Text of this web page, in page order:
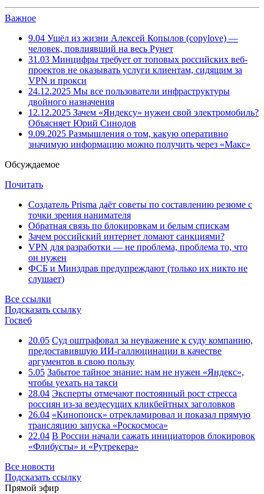
Важное
9.04 Ушёл из жизни Алексей Копылов (copylove) —
человек, повлиявший на весь Рунет
31.03 Минцифры требует от топовых российских веб-
проектов не оказывать услуги клиентам, сидящим за
VPN и прокси
24.12.2025 Мы все пользователи инфраструктуры
двойного назначения
12.12.2025 Зачем «Яндексу» нужен свой электромобиль?
Объясняет Юрий Синодов
9.09.2025 Размышления о том, какую оперативно
значимую информацию можно получить через «Макс»
Обсуждаемое
Почитать
Создатель Prisma даёт советы по составлению резюме с
точки зрения нанимателя
Обратная связь по блокировкам и белым спискам
Зачем российский интернет ломают санкциями?
VPN для разработки — не проблема, проблема то, что
он нужен
ФСБ и Минздрав предупреждают (только их никто не
слушает)
Все ссылки
Подсказать ссылку
Госвеб
20.05 Суд оштрафовал за неуважение к суду компанию,
предоставившую ИИ-галлюцинации в качестве
аргументов в свою пользу
5.05 Забытое тайное знание: нам не нужен «Яндекс»,
чтобы уехать на такси
28.04 Эксперты отмечают постоянный рост стресса
россиян из-за вездесущих кликбейтных заголовков
26.04 «Кинопоиск» отрекламировал и показал прямую
трансляцию запуска «Роскосмоса»
22.04 В России начали сажать инициаторов блокировок
«Флибусты» и «Рутрекера»
Все новости
Подсказать ссылку
Прямой эфир